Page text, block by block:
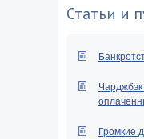
Статьи и
Чарджбэк
Громкие